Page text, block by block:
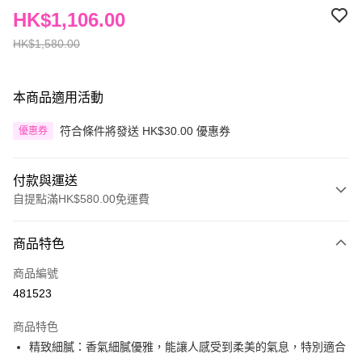
HK$1,580.00
HK$1,106.00
本商品適用活動
優惠券 符合條件將發送 HK$30.00 優惠券
付款與運送
自提點滿HK$580.00免運費
信用卡
Apple Pay
AlipayHK
商品特色
商品編號
481523
商品特色
精致細膩：香氣細膩優雅，能讓人感受到柔美的氣息，特別適合